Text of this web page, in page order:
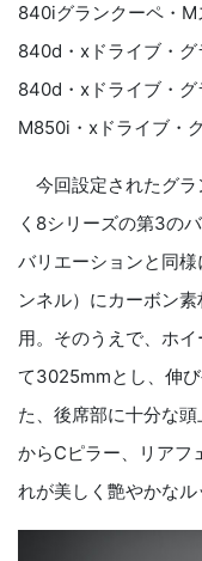
840iグランクーペ・
840d・xドライブ・
840d・xドライブ・
M850i・xドライブ・
今回設定されたグラ
く8シリーズの第3の
バリエーションと同
ンネル）にカーボン
用。そのうえで、ホ
て3025mmとし、伸
た、後席部に十分な
からCピラー、リアフ
れが美しく艶やかなル